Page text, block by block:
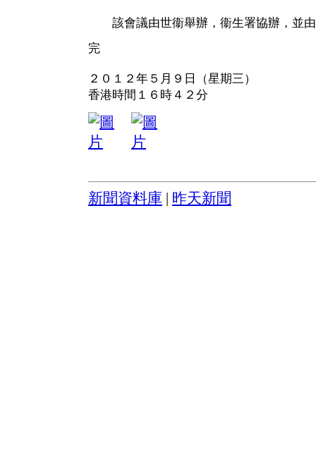
該會議由世衞舉辦，衞生署協辦，並由
完
２０１２年５月９日（星期三）
香港時間１６時４２分
新聞資料庫 昨天新聞